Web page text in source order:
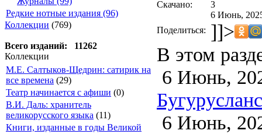
Редкие нотные издания (96)
Коллекции (769)
Всего изданий: 11262
Коллекции
М.Е. Салтыков-Щедрин: сатирик на
все времена (29)
Театр начинается с афиши (0)
В.И. Даль: хранитель
великорусского языка (11)
Книги, изданные в годы Великой
Скачано:
3
6 Июнь,
Поделиться: ]]>
В этом
6 Июнь,
6 Июнь,